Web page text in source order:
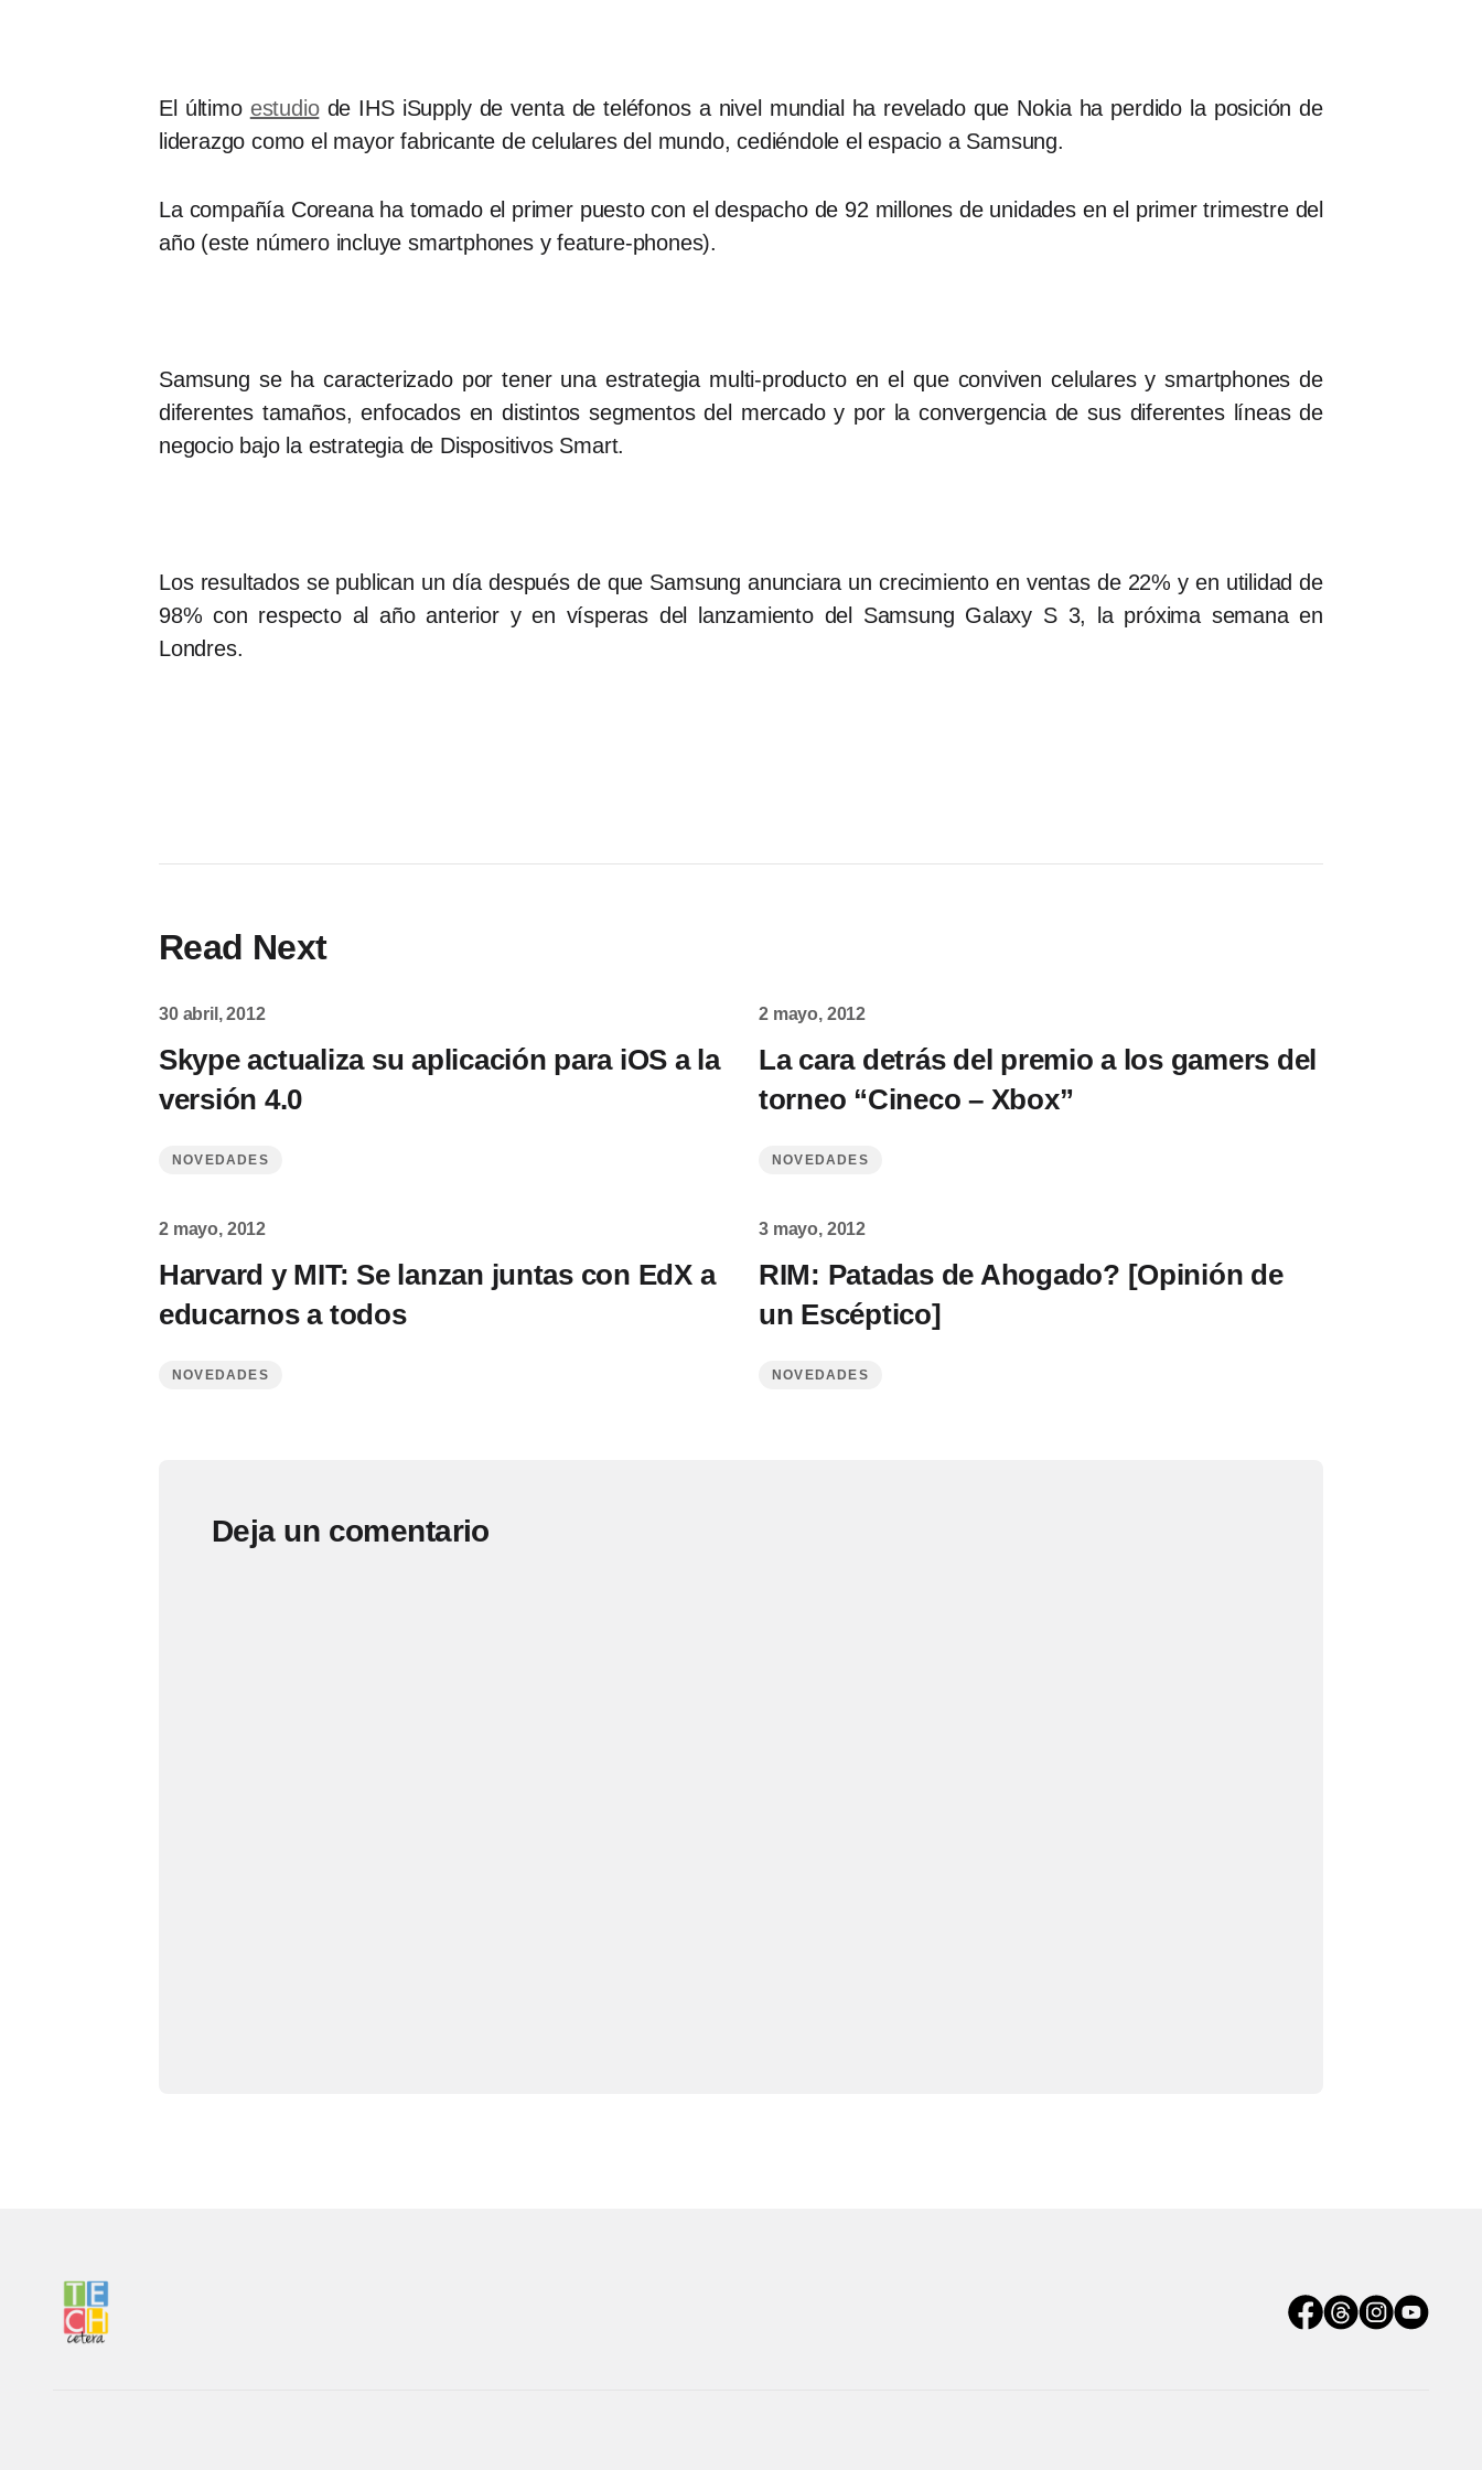
El último estudiode IHS iSupply de venta de teléfonos a nivel mundial ha revelado que Nokia ha perdido la posición de
liderazgo como el mayor fabricante de celulares del mundo, cediéndole el espacio a Samsung.
La compañía Coreana ha tomado el primer puesto con el despacho de 92 millones de unidades en el primer trimestre del
año (este número incluye smartphones y feature-phones).
Samsung se ha caracterizado por tener una estrategia multi-producto en el que conviven celulares y smartphones de
diferentes tamaños, enfocados en distintos segmentos del mercado y por la convergencia de sus diferentes líneas de
negocio bajo la estrategia de Dispositivos Smart.
Los resultados se publican un día después de que Samsung anunciara un crecimiento en ventas de 22% y en utilidad de
98% con respecto al año anterior y en vísperas del lanzamiento del Samsung Galaxy S 3, la próxima semana en
Londres.
Read Next
30 abril, 2012
Skype actualiza su aplicación para iOS a la
versión 4.0
NOVEDADES
2 mayo, 2012
La cara detrás del premio a los gamers del
torneo “Cineco – Xbox”
NOVEDADES
2 mayo, 2012
Harvard y MIT: Se lanzan juntas con EdX a
educarnos a todos
NOVEDADES
3 mayo, 2012
RIM: Patadas de Ahogado? [Opinión de
un Escéptico]
NOVEDADES
Deja un comentario